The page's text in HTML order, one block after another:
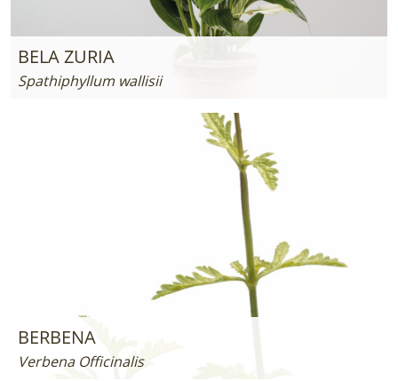
BELA ZURIA
Spathiphyllum wallisii
BERBENA
Verbena Officinalis